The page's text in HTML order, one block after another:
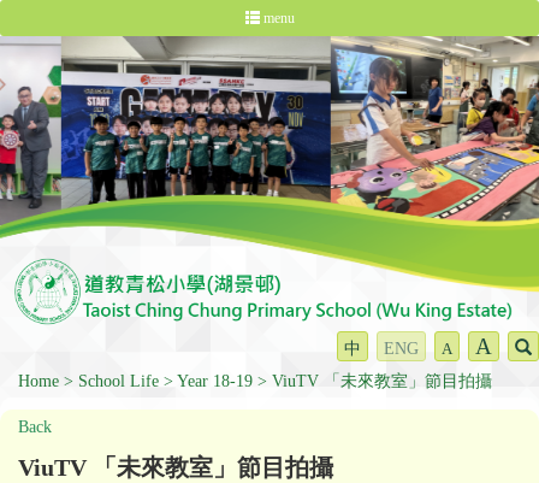
menu
中 ENG A A
Home School Life Year 18-19 ViuTV 「未來教室」節目拍攝
Back
ViuTV 「未來教室」節目拍攝